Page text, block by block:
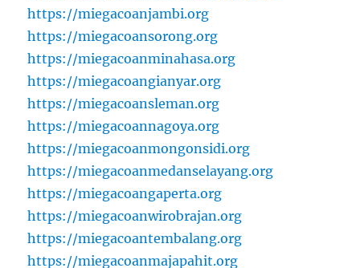
https://miegacoanjambi.org
https://miegacoansorong.org
https://miegacoanminahasa.org
https://miegacoangianyar.org
https://miegacoansleman.org
https://miegacoannagoya.org
https://miegacoanmongonsidi.org
https://miegacoanmedanselayang.org
https://miegacoangaperta.org
https://miegacoanwirobrajan.org
https://miegacoantembalang.org
https://miegacoanmajapahit.org